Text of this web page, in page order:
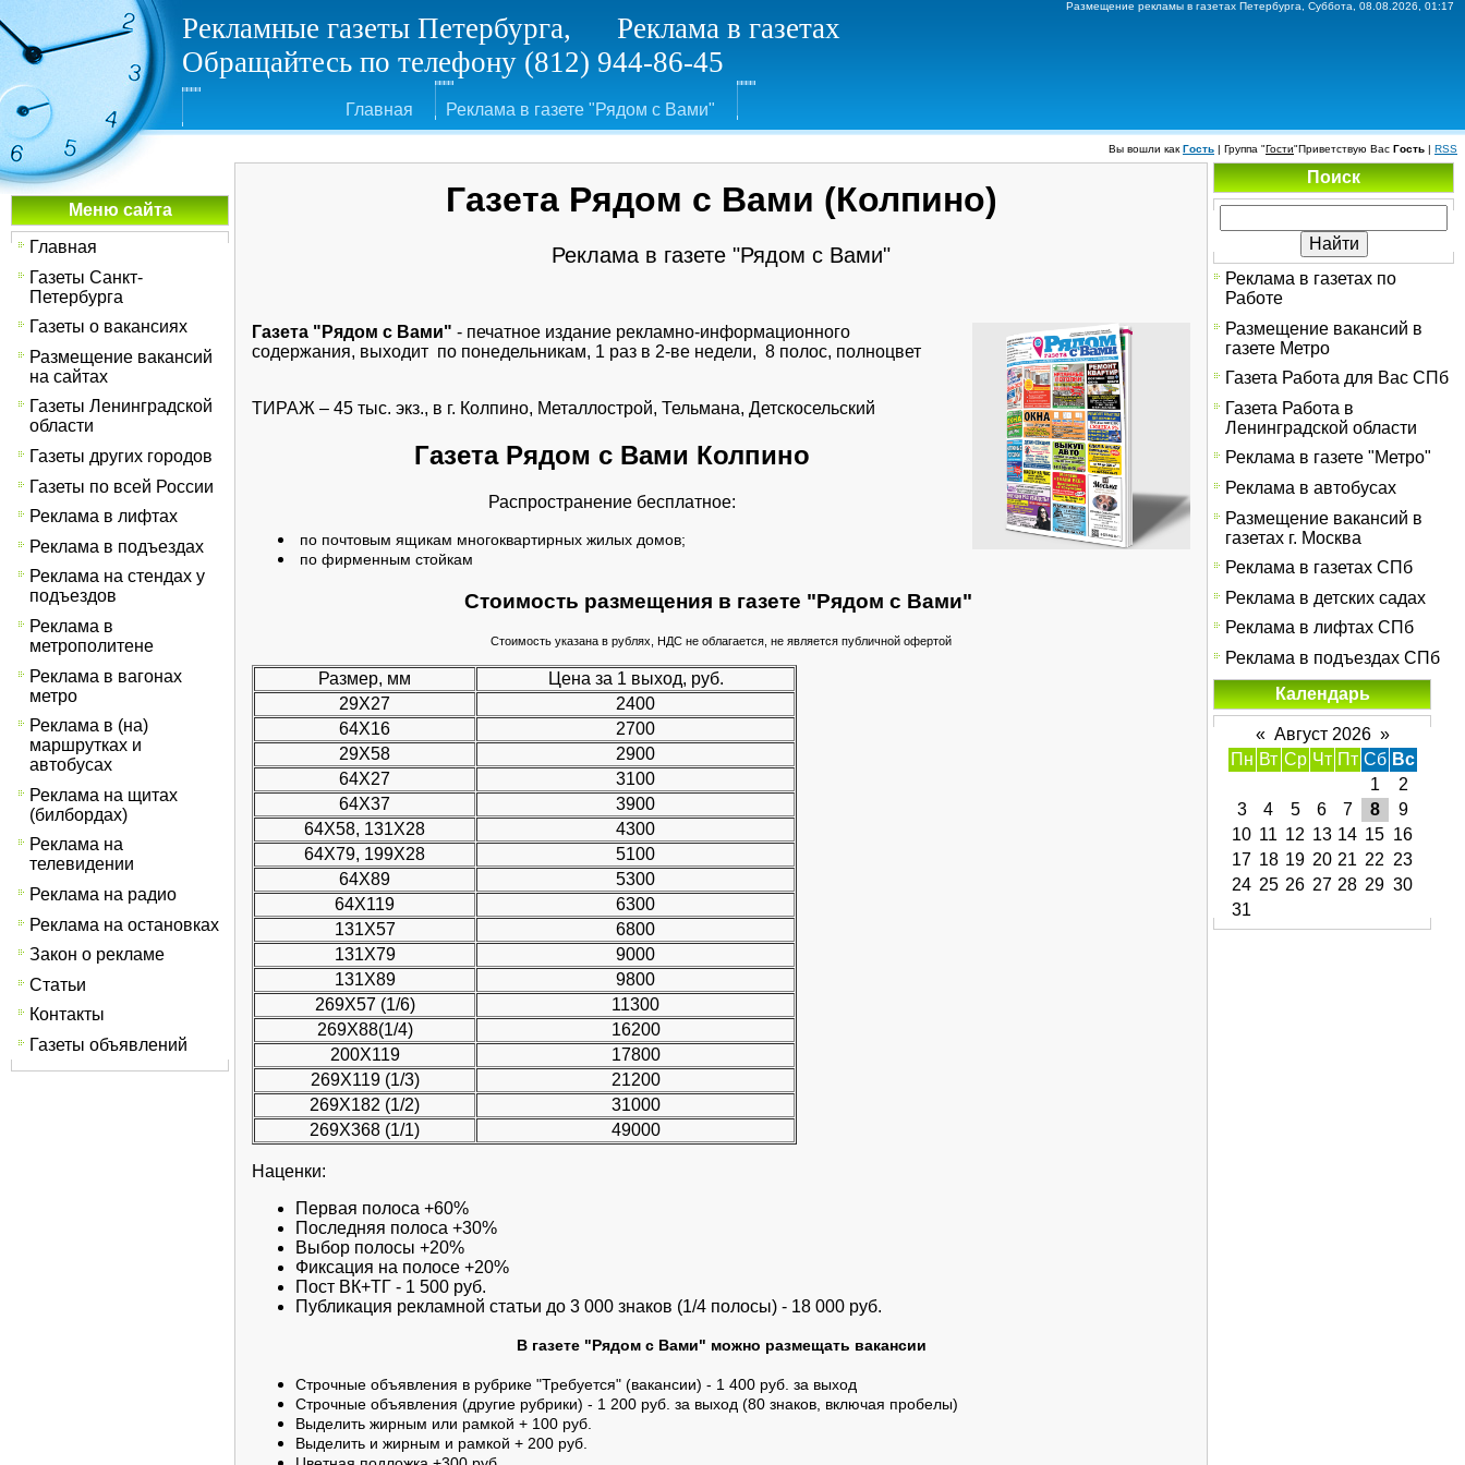
Размещение рекламы в газетах Петербурга, Суббота, 08.08.2026, 01:17
Рекламные газеты Петербурга, Реклама в газетах
Обращайтесь по телефону (812) 944-86-45
Главная Реклама в газете "Рядом с Вами"
Вы вошли как Гость | Группа "Гости"Приветствую Вас Гость | RSS
Меню сайта
Главная
Газеты Санкт-
Петербурга
Газеты о вакансиях
Размещение вакансий
на сайтах
Газеты Ленинградской
области
Газеты других городов
Газеты по всей России
Реклама в лифтах
Реклама в подъездах
Реклама на стендах у
подъездов
Реклама в
метрополитене
Реклама в вагонах
метро
Реклама в (на)
маршрутках и
автобусах
Реклама на щитах
(билбордах)
Реклама на
телевидении
Реклама на радио
Реклама на остановках
Закон о рекламе
Статьи
Контакты
Газеты объявлений
Газета Рядом с Вами (Колпино)
Реклама в газете "Рядом с Вами"
Газета "Рядом с Вами" - печатное издание рекламно-информационного
содержания, выходит по понедельникам, 1 раз в 2-ве недели, 8 полос, полноцвет
ТИРАЖ – 45 тыс. экз., в г. Колпино, Металлострой, Тельмана, Детскосельский
Газета Рядом с Вами Колпино
Распространение бесплатное:
по почтовым ящикам многоквартирных жилых домов;
по фирменным стойкам
Стоимость размещения в газете "Рядом с Вами"
Стоимость указана в рублях, НДС не облагается, не является публичной офертой
Размер, мм
Цена за 1 выход, руб.
29Х27
2400
64Х16
2700
29Х58
2900
64Х27
3100
64Х37
3900
64Х58, 131Х28
4300
64Х79, 199Х28
5100
64Х89
5300
64Х119
6300
131Х57
6800
131Х79
9000
131Х89
9800
269Х57 (1/6)
11300
269Х88(1/4)
16200
200Х119
17800
269Х119 (1/3)
21200
269Х182 (1/2)
31000
269Х368 (1/1)
49000
Наценки:
Первая полоса +60%
Последняя полоса +30%
Выбор полосы +20%
Фиксация на полосе +20%
Пост ВК+ТГ - 1 500 руб.
Публикация рекламной статьи до 3 000 знаков (1/4 полосы) - 18 000 руб.
В газете "Рядом с Вами" можно размещать вакансии
Строчные объявления в рубрике "Требуется" (вакансии) - 1 400 руб. за выход
Строчные объявления (другие рубрики) - 1 200 руб. за выход (80 знаков, включая пробелы)
Выделить жирным или рамкой + 100 руб.
Выделить и жирным и рамкой + 200 руб.
Поиск
Реклама в газетах по
Работе
Размещение вакансий в
газете Метро
Газета Работа для Вас СПб
Газета Работа в
Ленинградской области
Реклама в газете "Метро"
Реклама в автобусах
Размещение вакансий в
газетах г. Москва
Реклама в газетах СПб
Реклама в детских садах
Реклама в лифтах СПб
Реклама в подъездах СПб
Календарь
« Август 2026 »
Пн Вт Ср Чт Пт Сб Вс
1
2
3
4 5 6 7 8
9
10 11 12 13 14 15 16
17 18 19 20 21 22 23
24 25 26 27 28 29 30
31